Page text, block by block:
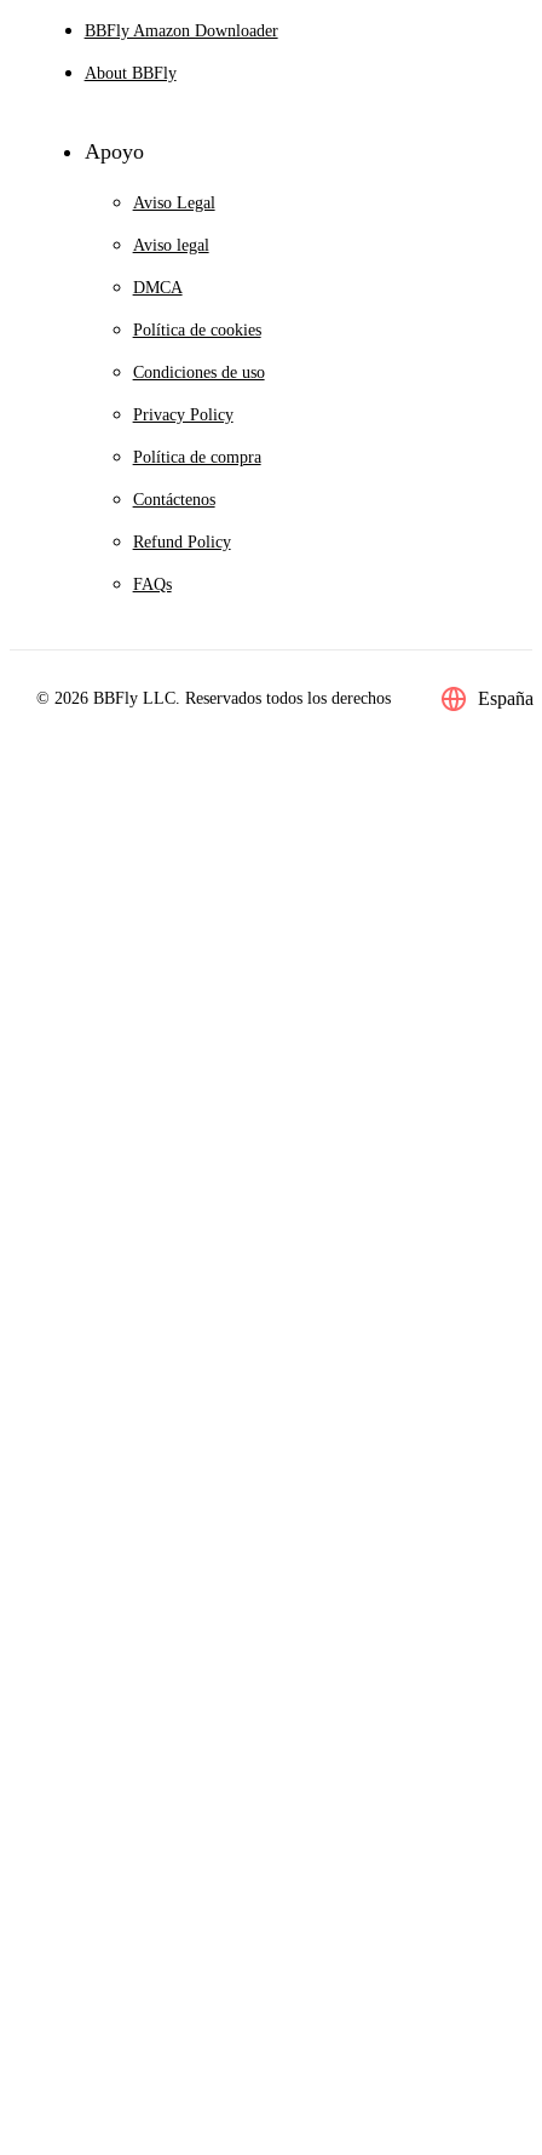
BBFly Amazon Downloader
About BBFly
Apoyo
Aviso Legal
Aviso legal
DMCA
Política de cookies
Condiciones de uso
Privacy Policy
Política de compra
Contáctenos
Refund Policy
FAQs
© 2026 BBFly LLC. Reservados todos los derechos España